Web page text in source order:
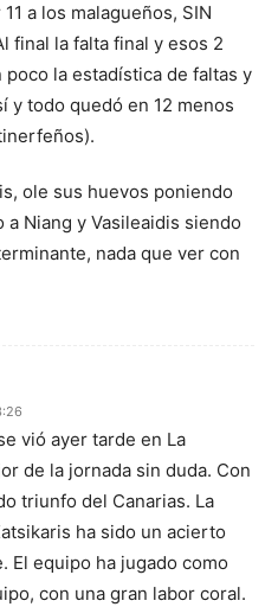
a los malagueños, SIN
final la falta final y esos 2
la estadística de faltas y
y todo quedó en 12 menos
ole sus huevos poniendo
Niang y Vasileaidis siendo
nada que ver con
vió ayer tarde en La
de la jornada sin duda. Con
triunfo del Canarias. La
ha sido un acierto
El equipo ha jugado como
con una gran labor coral.